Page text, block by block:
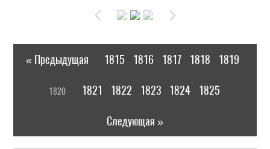
« Предыдущая 1815 1816 1817 1818 1819
1820 1821 1822 1823 1824 1825
Следующая »